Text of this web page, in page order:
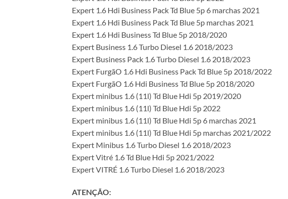
Expert 1.6 Hdi Business Pack Td Blue 5p 6 marchas 2021
Expert 1.6 Hdi Business Pack Td Blue 5p marchas 2021
Expert 1.6 Hdi Business Td Blue 5p 2018/2020
Expert Business 1.6 Turbo Diesel 1.6 2018/2023
Expert Business Pack 1.6 Turbo Diesel 1.6 2018/2023
Expert FurgãO 1.6 Hdi Business Pack Td Blue 5p 2018/2022
Expert FurgãO 1.6 Hdi Business Td Blue 5p 2018/2020
Expert minibus 1.6 (11l) Td Blue Hdi 5p 2019/2020
Expert minibus 1.6 (11l) Td Blue Hdi 5p 2022
Expert minibus 1.6 (11l) Td Blue Hdi 5p 6 marchas 2021
Expert minibus 1.6 (11l) Td Blue Hdi 5p marchas 2021/2022
Expert Minibus 1.6 Turbo Diesel 1.6 2018/2023
Expert Vitré 1.6 Td Blue Hdi 5p 2021/2022
Expert VITRÉ 1.6 Turbo Diesel 1.6 2018/2023
ATENÇÃO: